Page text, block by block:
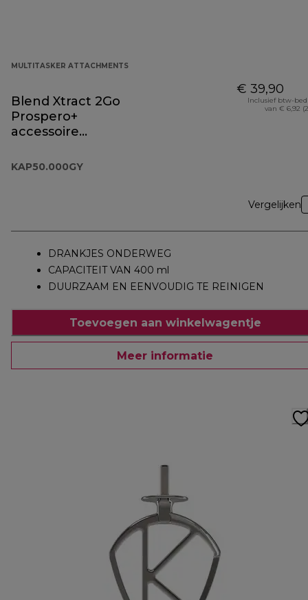
MULTITASKER ATTACHMENTS
Blend Xtract 2Go
Prospero+
accessoire
KAP50.000GY
€ 39,90
Inclusief btw-
van € 6,92
Vergelijken
DRANKJES ONDERWEG
CAPACITEIT VAN 400 ml
DUURZAAM EN EENVOUDIG TE REINIGEN
Toevoegen aan winkelwagentje
Meer informatie